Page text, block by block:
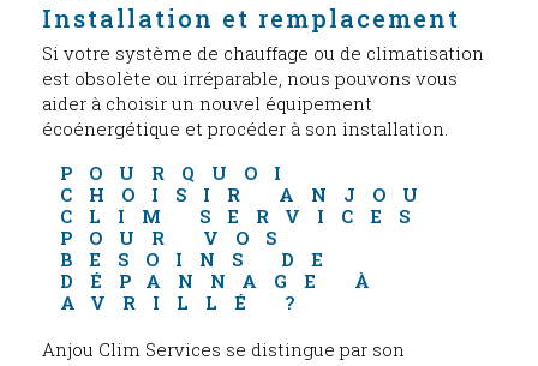
Installation et remplacement
Si votre système de chauffage ou de climatisation
est obsolète ou irréparable, nous pouvons vous
aider à choisir un nouvel équipement
écoénergétique et procéder à son installation.
POURQUOI
CHOISIR ANJOU
CLIM SERVICES
POUR VOS
BESOINS DE
DÉPANNAGE À
AVRILLÉ ?
Anjou Clim Services se distingue par son